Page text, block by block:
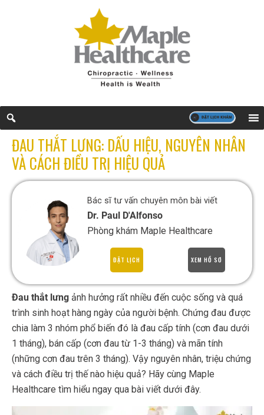
ĐAU THẮT LƯNG: DẤU HIỆU, NGUYÊN NHÂN
VÀ CÁCH ĐIỀU TRỊ HIỆU QUẢ
Bác sĩ tư vấn chuyên môn bài viết
Dr. Paul D'Alfonso
Phòng khám Maple Healthcare
ĐẶT LỊCH XEM HỒ SƠ
Đau thắt lưng ảnh hưởng rất nhiều đến cuộc sống và quá
trình sinh hoạt hàng ngày của người bệnh. Chứng đau được
chia làm 3 nhóm phổ biến đó là đau cấp tính (cơn đau dưới
1 tháng), bán cấp (cơn đau từ 1-3 tháng) và mãn tính
(những cơn đau trên 3 tháng). Vậy nguyên nhân, triệu chứng
và cách điều trị thế nào hiệu quả? Hãy cùng Maple
Healthcare tìm hiểu ngay qua bài viết dưới đây.